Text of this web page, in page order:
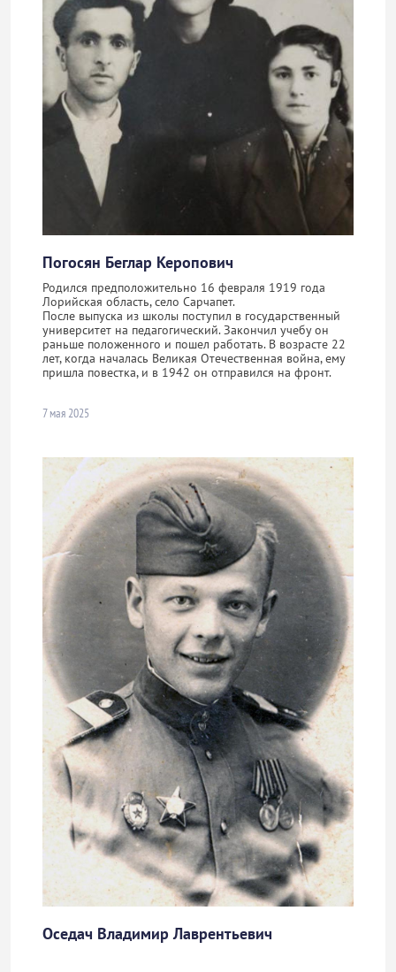
Погосян Беглар Керопович
Родился предположительно 16 февраля 1919 года
Лорийская область, село Сарчапет.
После выпуска из школы поступил в государственный
университет на педагогический. Закончил учебу он
раньше положенного и пошел работать. В возрасте 22
лет, когда началась Великая Отечественная война, ему
пришла повестка, и в 1942 он отправился на фронт.
7 мая 2025
Оседач Владимир Лаврентьевич